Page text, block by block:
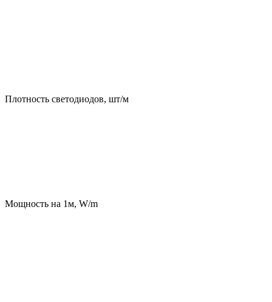
Плотность светодиодов, шт/м
Мощность на 1м, W/m